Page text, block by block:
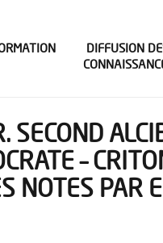
DIFFUSION
SECOND
–
NOTES PAR